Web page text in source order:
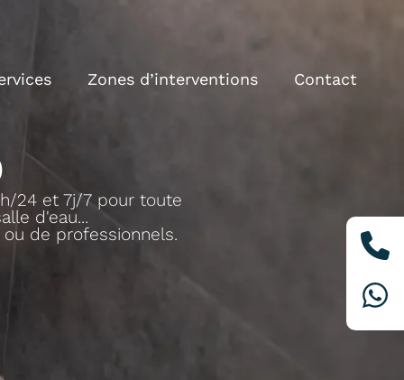
Zones d’interventions Contact
24 et 7j/7 pour toute
d'eau...
de professionnels.